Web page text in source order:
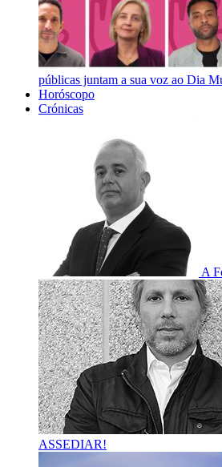
públicas juntam a sua voz ao Dia
Horóscopo
Crónicas
A
ASSEDIAR!